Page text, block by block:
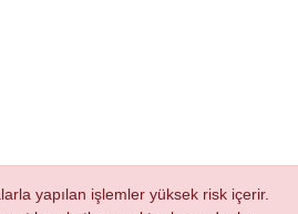
yapılan işlemler yüksek risk içerir.